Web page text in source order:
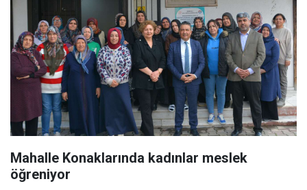
Mahalle Konaklarında kadınlar meslek
öğreniyor